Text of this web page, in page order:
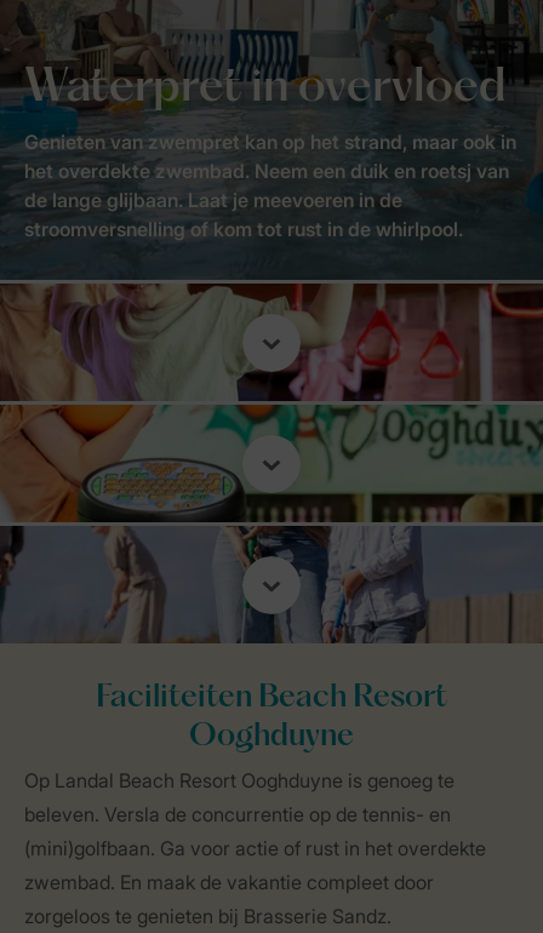
Waterpret in overvloed
Genieten van zwempret kan op het strand, maar ook in
het overdekte zwembad. Neem een duik en roetsj van
de lange glijbaan. Laat je meevoeren in de
stroomversnelling of kom tot rust in de whirlpool.
Faciliteiten Beach Resort
Ooghduyne
Op Landal Beach Resort Ooghduyne is genoeg te
beleven. Versla de concurrentie op de tennis- en
(mini)golfbaan. Ga voor actie of rust in het overdekte
zwembad. En maak de vakantie compleet door
zorgeloos te genieten bij Brasserie Sandz.